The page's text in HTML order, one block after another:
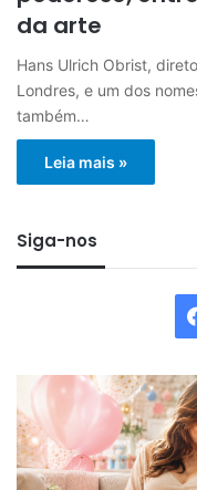
da arte
Hans Ulrich Obrist,
Londres, e um dos
também…
Leia mais »
Siga-nos